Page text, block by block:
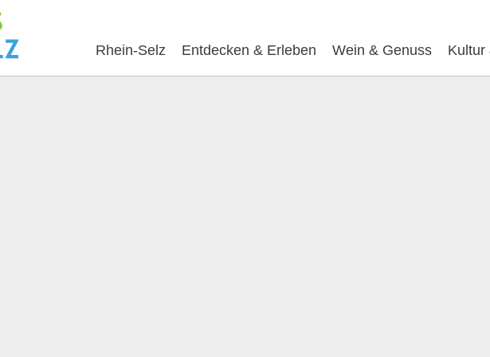
Rhein-Selz Entdecken & Erleben Wein & Genuss Kultur